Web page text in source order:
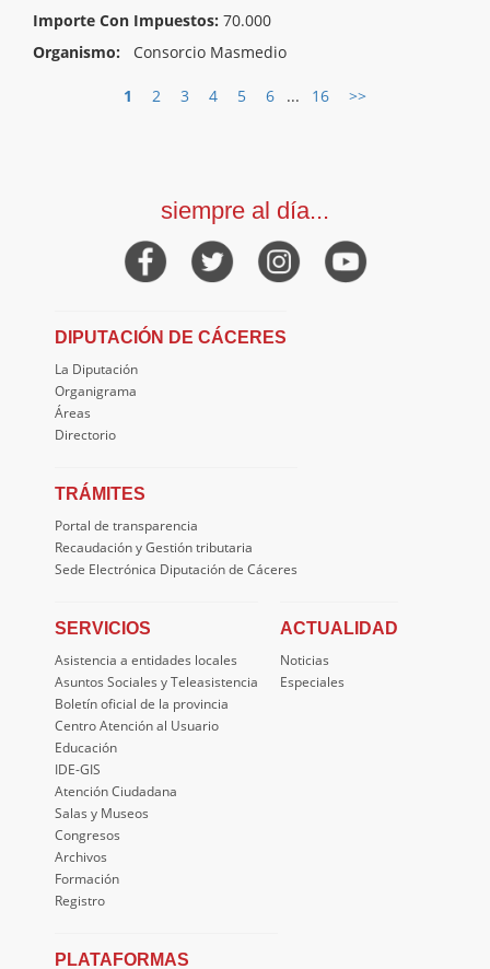
Importe Con Impuestos: 70.000
Organismo:
Consorcio Masmedio
1 2 3 4 5 6 ... 16 >>
siempre al día...
DIPUTACIÓN DE CÁCERES
La Diputación
Organigrama
Áreas
Directorio
TRÁMITES
Portal de transparencia
Recaudación y Gestión tributaria
Sede Electrónica Diputación de Cáceres
SERVICIOS
Asistencia a entidades locales
Asuntos Sociales y Teleasistencia
Boletín oficial de la provincia
Centro Atención al Usuario
Educación
IDE-GIS
Atención Ciudadana
Salas y Museos
Congresos
Archivos
Formación
Registro
ACTUALIDAD
Noticias
Especiales
PLATAFORMAS